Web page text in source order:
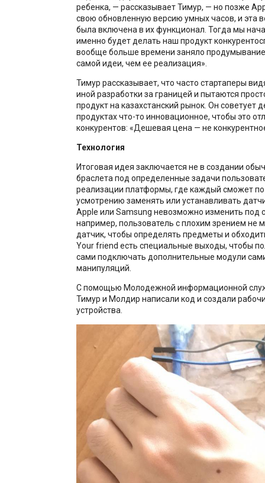
ребенка, — рассказывает Тимур, — но позже
свою обновленную версию умных часов, и эта
была включена в их функционал. Тогда мы
именно будет делать наш продукт
вообще больше времени заняло продумывание
самой идеи, чем ее реализация».
Тимур рассказывает, что часто стартаперы
иной разработки за границей и пытаются
продукт на казахстанский рынок. Он советует
продуктах что-то инновационное, чтобы это
конкурентов: «Дешевая цена — не
Технология
Итоговая идея заключается не в создании
браслета под определенные задачи
реализации платформы, где каждый сможет
усмотрению заменять или устанавливать
Apple или Samsung невозможно изменить под
например, пользователь с плохим зрением не
датчик, чтобы определять предметы и
Your friend есть специальные выходы, чтобы
сами подключать дополнительные модули
манипуляций.
С помощью Молодежной информационной
Тимур и Молдир написали код и создали
устройства.